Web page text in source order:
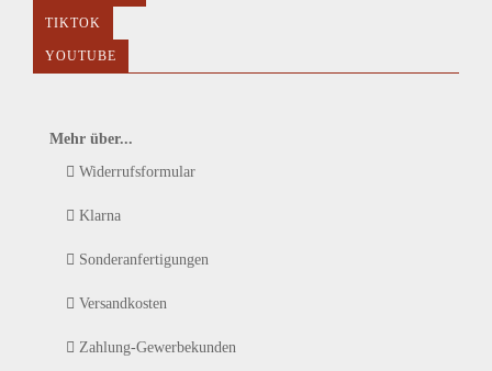
TIKTOK
YOUTUBE
Mehr über...
Widerrufsformular
Klarna
Sonderanfertigungen
Versandkosten
Zahlung-Gewerbekunden